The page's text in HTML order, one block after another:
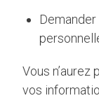
Vous
vos